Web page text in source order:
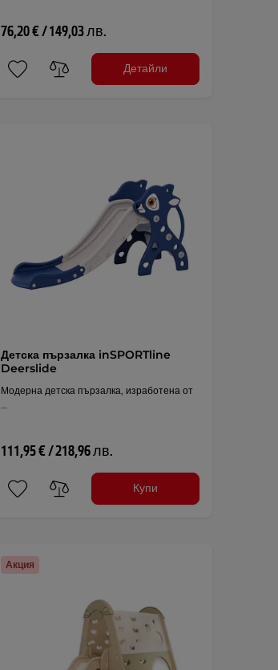
76,20 € / 149,03 лв.
Детайли
Детска пързалка inSPORTline
Deerslide
Модерна детска пързалка, изработена от
111,95 € / 218,96 лв.
Купи
Акция